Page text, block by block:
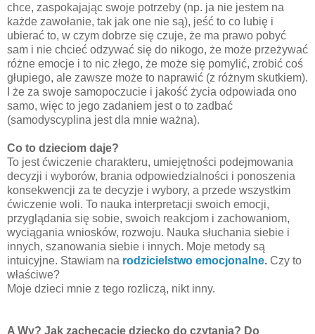
chce, zaspokajając swoje potrzeby (np. ja nie jestem na
każde zawołanie, tak jak one nie są), jeść to co lubię i
ubierać to, w czym dobrze się czuje, że ma prawo pobyć
sam i nie chcieć odzywać się do nikogo, że może przeżywać
różne emocje i to nic złego, że może się pomylić, zrobić coś
głupiego, ale zawsze może to naprawić (z różnym skutkiem).
I że za swoje samopoczucie i jakość życia odpowiada ono
samo, więc to jego zadaniem jest o to zadbać
(samodyscyplina jest dla mnie ważna).
Co to dzieciom daje?
To jest ćwiczenie charakteru, umiejętności podejmowania
decyzji i wyborów, brania odpowiedzialności i ponoszenia
konsekwencji za te decyzje i wybory, a przede wszystkim
ćwiczenie woli. To nauka interpretacji swoich emocji,
przyglądania się sobie, swoich reakcjom i zachowaniom,
wyciągania wniosków, rozwoju. Nauka słuchania siebie i
innych, szanowania siebie i innych. Moje metody są
intuicyjne. Stawiam na rodzicielstwo emocjonalne. Czy to
właściwe?
Moje dzieci mnie z tego rozliczą, nikt inny.
A Wy? Jak zachęcacie dziecko do czytania? Do